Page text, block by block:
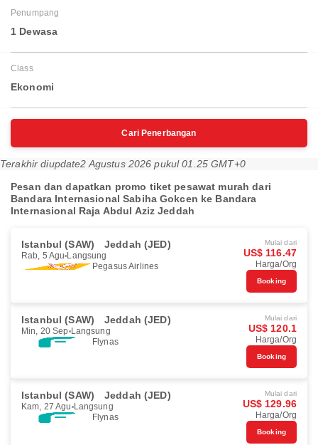
Penumpang
1 Dewasa
Class
Ekonomi
Cari Penerbangan
Terakhir diupdate2 Agustus 2026 pukul 01.25 GMT+0
Pesan dan dapatkan promo tiket pesawat murah dari
Bandara Internasional Sabiha Gokcen ke Bandara
Internasional Raja Abdul Aziz Jeddah
Istanbul (SAW) Jeddah (JED)
Rab, 5 Agu Langsung
Pegasus Airlines
Mulai dari
US$ 116.47
Harga/Org
Booking
Istanbul (SAW) Jeddah (JED)
Min, 20 Sep Langsung
Flynas
Mulai dari
US$ 120.1
Harga/Org
Booking
Istanbul (SAW) Jeddah (JED)
Kam, 27 Agu Langsung
Flynas
Mulai dari
US$ 129.96
Harga/Org
Booking